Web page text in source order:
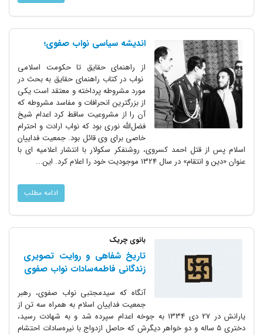
اندیشه سیاسی نواب صفوی؛
از راهنمای حقایق تا حکومت اسلامی
نواب در کتاب راهنمای حقایق به بحث در
مورد مشروطه پرداخته و معتقد است یکی
از بزرگترین انحرافات و مفاسد مشروطه که
آن را از مشروعیت ساقط کرد اعدام شیخ
فضل‌الله نوری بود که نواب ارادت و احترام
خاصی برای وی قائل بود. جمعیت فداییان
اسلام پس از قتل احمد کسروی، روشنفکر سکولار با انتشار اعلامیه ای با
عنوان «دین و انتقام» در سال 1324 موجودیت خود را اعلام کرد. این...
ادامه مطلب
بانوی چریک
تاریخ شفاهی و روایت تصویری
زندگانی فاطمه‌سادات نواب‌ صفوی
آنگاه که سیدمجتبی نواب صفوی، رهبر
جمعیت فداییان اسلام به همراه سه تن از
یارانش در 27 دی 1334 به جوخه اعدام سپرده شد و به شهادت رسید،
دختری 5 ساله و دو خواهر دیگرش که حاصل ازدواج با نیره‌سادات احتشام